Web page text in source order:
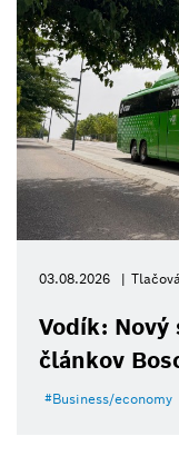
03.08.2026
Vodík: Nový
článkov
Business/economy